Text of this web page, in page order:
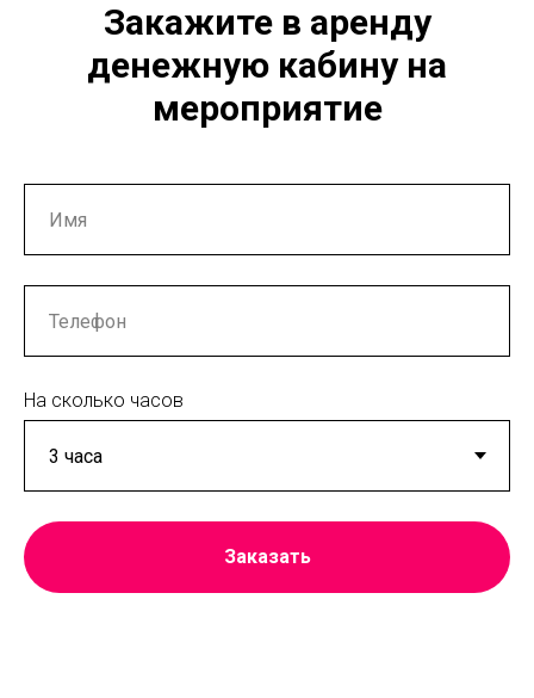
Закажите в аренду
денежную кабину на
мероприятие
На сколько часов
Заказать